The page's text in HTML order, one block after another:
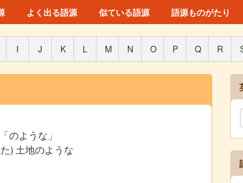
よく出る語源 似ている語源 語源ものがたり
I J K L M N O P Q R
「のような」
) 土地のような